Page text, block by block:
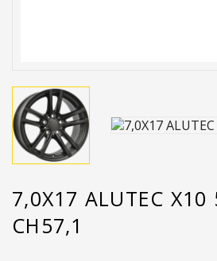
7,0X17 ALUTEC
CH57,1